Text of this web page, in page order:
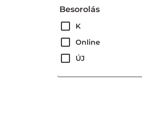
Besorolás
K
Online
ÚJ